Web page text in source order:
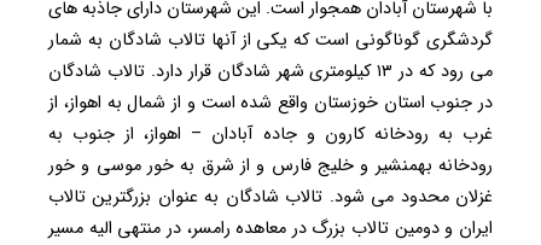
با شهرستان آبادان همجوار است. این شهرستان دارای جاذبه های
گردشگری گوناگونی است که یکی از آنها تالاب شادگان به شمار
می رود که در ۱۳ کیلومتری شهر شادگان قرار دارد. تالاب شادگان
در جنوب استان خوزستان واقع شده است و از شمال به اهواز، از
غرب به رودخانه کارون و جاده آبادان – اهواز، از جنوب به
رودخانه بهمنشیر و خلیج فارس و از شرق به خور موسی و خور
غزلان محدود می شود. تالاب شادگان به عنوان بزرگترین تالاب
ایران و دومین تالاب بزرگ در معاهده رامسر، در منتهی الیه مسیر